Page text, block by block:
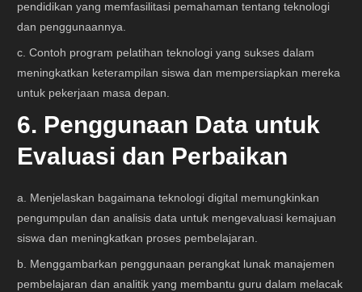
pendidikan yang memfasilitasi pemahaman tentang teknologi
dan penggunaannya.
c. Contoh program pelatihan teknologi yang sukses dalam
meningkatkan keterampilan siswa dan mempersiapkan mereka
untuk pekerjaan masa depan.
6. Penggunaan Data untuk
Evaluasi dan Perbaikan
a. Menjelaskan bagaimana teknologi digital memungkinkan
pengumpulan dan analisis data untuk mengevaluasi kemajuan
siswa dan meningkatkan proses pembelajaran.
b. Menggambarkan penggunaan perangkat lunak manajemen
pembelajaran dan analitik yang membantu guru dalam melacak